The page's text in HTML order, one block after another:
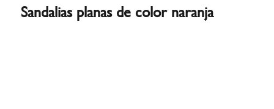
Sandalias planas de color naranja